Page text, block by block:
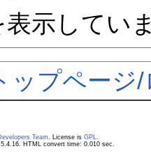
表示してい
ップページ
Team . License is GPL
HTML convert time: 0.010 sec.